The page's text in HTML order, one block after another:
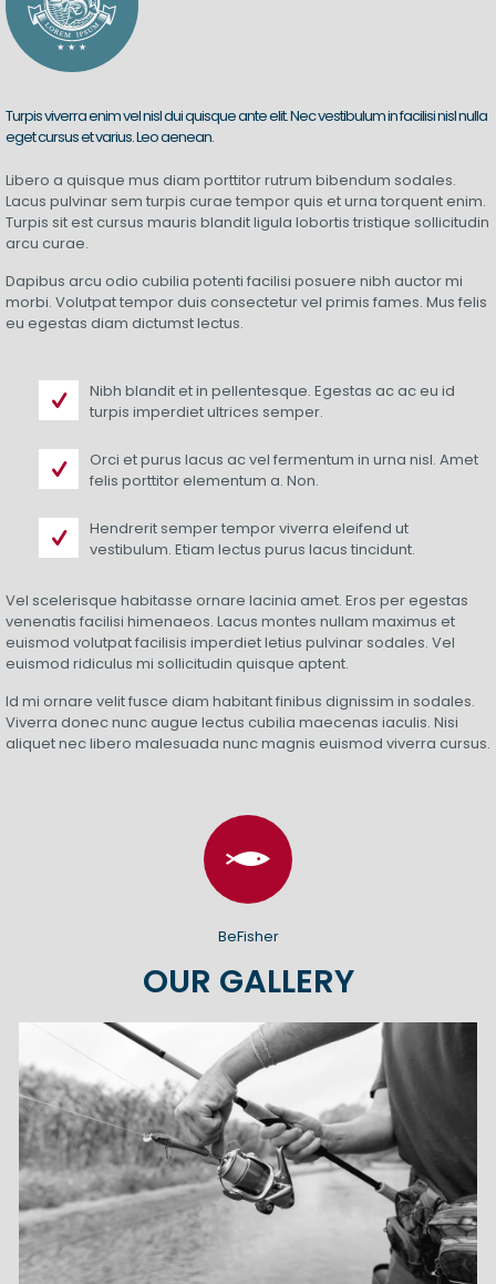
Turpis viverra enim vel nisl dui quisque ante elit. Nec vestibulum in facilisi nisl nulla
eget cursus et varius. Leo aenean.
Libero a quisque mus diam porttitor rutrum bibendum sodales.
Lacus pulvinar sem turpis curae tempor quis et urna torquent enim.
Turpis sit est cursus mauris blandit ligula lobortis tristique sollicitudin
arcu curae.
Dapibus arcu odio cubilia potenti facilisi posuere nibh auctor mi
morbi. Volutpat tempor duis consectetur vel primis fames. Mus felis
eu egestas diam dictumst lectus.
Nibh blandit et in pellentesque. Egestas ac ac eu id
turpis imperdiet ultrices semper.
Orci et purus lacus ac vel fermentum in urna nisl. Amet
felis porttitor elementum a. Non.
Hendrerit semper tempor viverra eleifend ut
vestibulum. Etiam lectus purus lacus tincidunt.
Vel scelerisque habitasse ornare lacinia amet. Eros per egestas
venenatis facilisi himenaeos. Lacus montes nullam maximus et
euismod volutpat facilisis imperdiet letius pulvinar sodales. Vel
euismod ridiculus mi sollicitudin quisque aptent.
Id mi ornare velit fusce diam habitant finibus dignissim in sodales.
Viverra donec nunc augue lectus cubilia maecenas iaculis. Nisi
aliquet nec libero malesuada nunc magnis euismod viverra cursus.
BeFisher
OUR GALLERY